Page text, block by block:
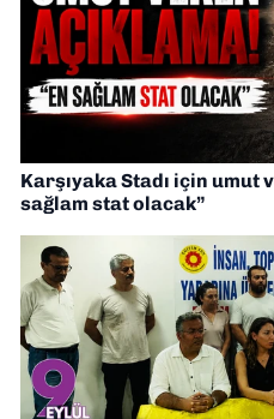
Karşıyaka Stadı için umut
sağlam stat olacak”